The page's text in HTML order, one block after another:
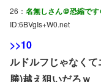
26： 名無しさん＠恐縮で
ID:6BVgIs+W0.net
>>10
ルドルフじゃなく
勝)越え狙いだろｗ